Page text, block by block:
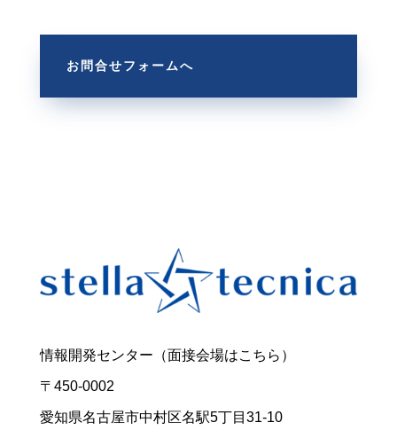
お問合せフォームへ
情報開発センター（面接会場はこちら）
〒450-0002
愛知県名古屋市中村区名駅5丁目31-10